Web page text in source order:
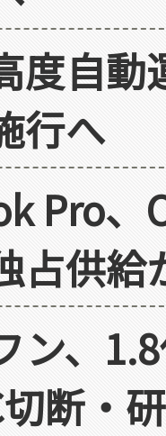
度自
行へ
Pro
占供給
ン、
断・